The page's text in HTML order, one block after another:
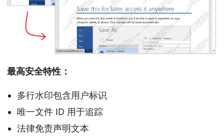
最高安全特性：
多行水印包含用户标识
唯一文件 ID 用于追踪
法律免责声明文本